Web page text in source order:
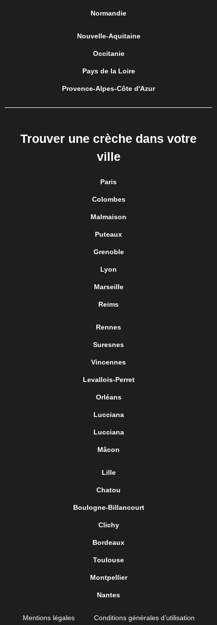
Normandie
Nouvelle-Aquitaine
Occitanie
Pays de la Loire
Provence-Alpes-Côte d'Azur
Trouver une crèche dans votre
ville
Paris
Colombes
Malmaison
Puteaux
Grenoble
Lyon
Marseille
Reims
Rennes
Suresnes
Vincennes
Levallois-Perret
Orléans
Lucciana
Lucciana
Mâcon
Lille
Chatou
Boulogne-Billancourt
Clichy
Bordeaux
Toulouse
Montpellier
Nantes
Mentions légales Conditions générales d’utilisation